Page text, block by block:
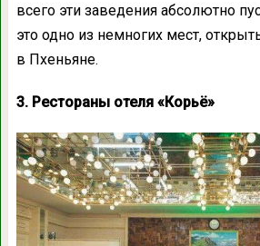
всего эти заведения абсолютно
это одно из немногих мест,
в Пхеньяне.
3. Рестораны отеля «Корьё»